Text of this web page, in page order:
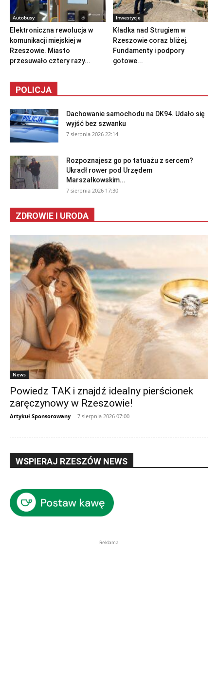
Autobusy
Elektroniczna rewolucja w
komunikacji miejskiej w
Rzeszowie. Miasto
przesuwało cztery razy...
Inwestycje
Kładka nad Strugiem w
Rzeszowie coraz bliżej.
Fundamenty i podpory
gotowe...
POLICJA
Dachowanie samochodu na DK94. Udało się
wyjść bez szwanku
7 sierpnia 2026 22:14
Rozpoznajesz go po tatuażu z sercem?
Ukradł rower pod Urzędem
Marszałkowskim...
7 sierpnia 2026 17:30
ZDROWIE I URODA
News
Powiedz TAK i znajdź idealny pierścionek
zaręczynowy w Rzeszowie!
Artykuł Sponsorowany - 7 sierpnia 2026 07:00
WSPIERAJ RZESZÓW NEWS
Reklama